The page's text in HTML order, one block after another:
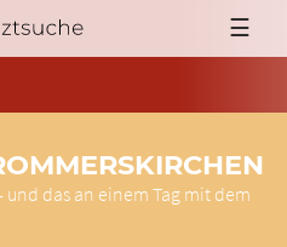
☰
das an einem Tag mit dem